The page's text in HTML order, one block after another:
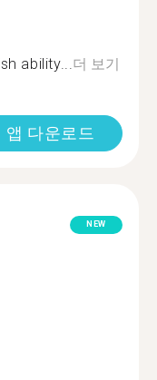
ability...더 보기
앱 다운로드
NEW